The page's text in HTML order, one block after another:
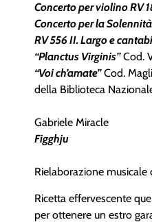
Concerto per violino RV
Concerto per la
RV 556 II. Largo e
“Planctus Virginis”Cod.
“Voi ch’amate”Cod.
della Biblioteca
Gabriele Miracle
Figghju
Rielaborazione musicale
Ricetta effervescente
per ottenere un estro